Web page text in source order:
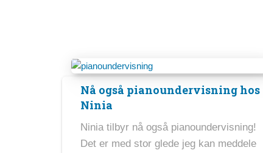
Nå også pianoundervisning hos
Ninia
Ninia tilbyr nå også pianoundervisning!
Det er med stor glede jeg kan meddele